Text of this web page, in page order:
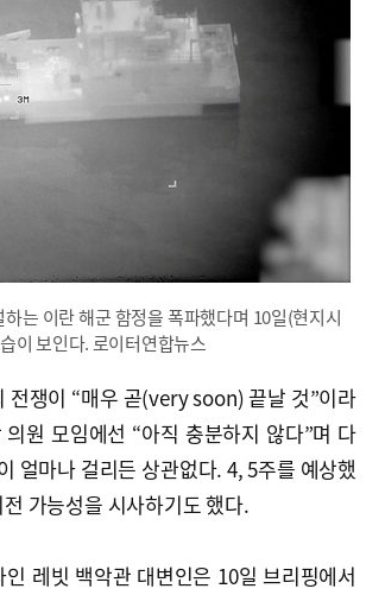
는 이란 해군 함정을 폭파했다며 10일(현지시
이 보인다. 로이터연합뉴스
전쟁이 “매우 곧(very soon) 끝날 것”이라
원 모임에선 “아직 충분하지 않다”며 다
얼마나 걸리든 상관없다. 4, 5주를 예상했
가능성을 시사하기도 했다.
레빗 백악관 대변인은 10일 브리핑에서